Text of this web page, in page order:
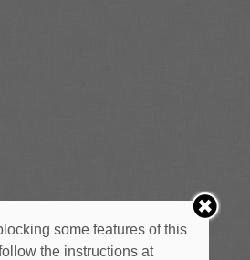
some features of this
the instructions at